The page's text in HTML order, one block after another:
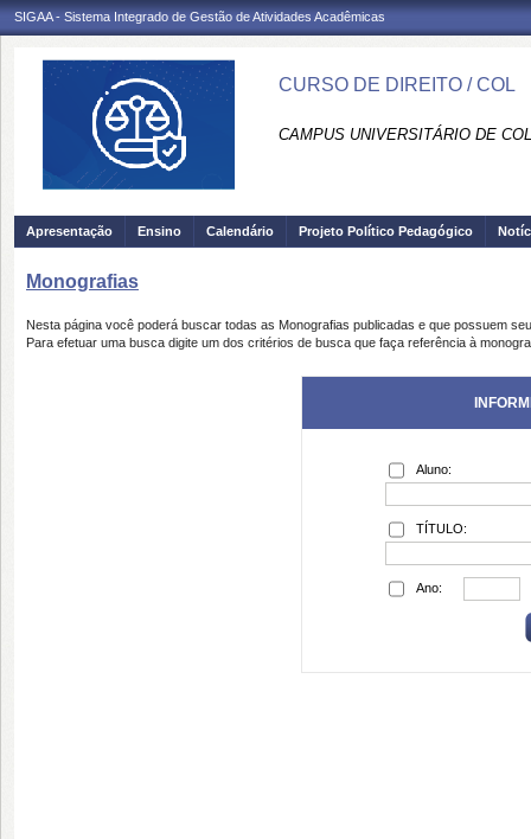
SIGAA - Sistema Integrado de Gestão de Atividades Acadêmicas
CURSO DE DIREITO / COL
CAMPUS UNIVERSITÁRIO DE
Apresentação Ensino Calendário Projeto Político Pedagógico
Monografias
Nesta página você poderá buscar todas as Monografias publicadas e que possuem
Para efetuar uma busca digite um dos critérios de busca que faça referência à
Aluno:
TÍTULO:
Ano: